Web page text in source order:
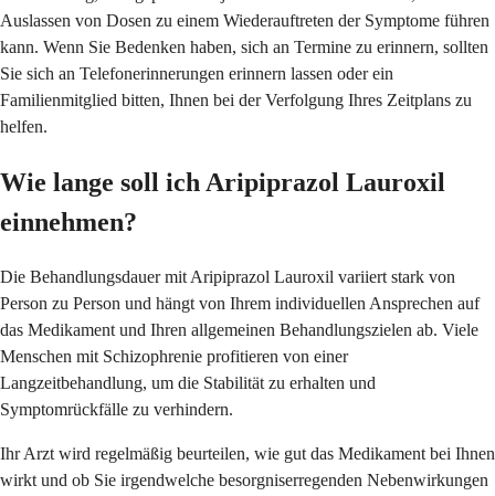
Auslassen von Dosen zu einem Wiederauftreten der Symptome führen
kann. Wenn Sie Bedenken haben, sich an Termine zu erinnern, sollten
Sie sich an Telefonerinnerungen erinnern lassen oder ein
Familienmitglied bitten, Ihnen bei der Verfolgung Ihres Zeitplans zu
helfen.
Wie lange soll ich Aripiprazol Lauroxil
einnehmen?
Die Behandlungsdauer mit Aripiprazol Lauroxil variiert stark von
Person zu Person und hängt von Ihrem individuellen Ansprechen auf
das Medikament und Ihren allgemeinen Behandlungszielen ab. Viele
Menschen mit Schizophrenie profitieren von einer
Langzeitbehandlung, um die Stabilität zu erhalten und
Symptomrückfälle zu verhindern.
Ihr Arzt wird regelmäßig beurteilen, wie gut das Medikament bei Ihnen
wirkt und ob Sie irgendwelche besorgniserregenden Nebenwirkungen